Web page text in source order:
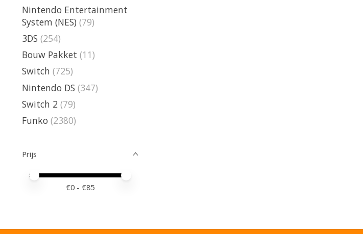
Nintendo Entertainment
System (NES) (79)
3DS (254)
Bouw Pakket (11)
Switch (725)
Nintendo DS (347)
Switch 2 (79)
Funko (2380)
Prijs
Minimale prijswaarde
Price maximum value
€0 - €85